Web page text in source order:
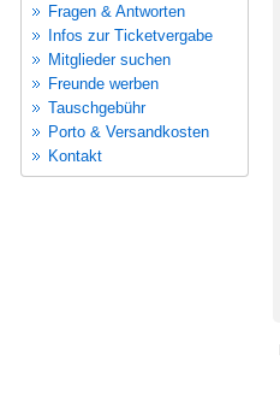
Fragen & Antworten
Infos zur Ticketvergabe
Mitglieder suchen
Freunde werben
Tauschgebühr
Porto & Versandkosten
Kontakt